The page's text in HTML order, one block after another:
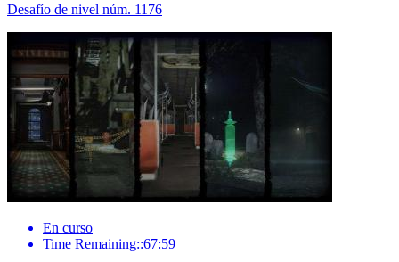
Desafío de nivel núm. 1176
En curso
Time Remaining::67:59